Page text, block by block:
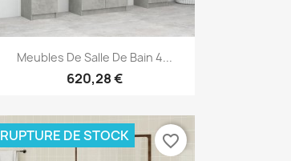
Aperçu rapide
Meubles De Salle De Bain 4...
620,28 €
RUPTURE DE STOCK favorite_border